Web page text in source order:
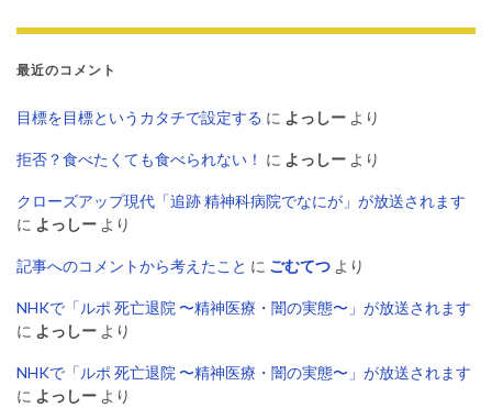
最近のコメント
目標を目標というカタチで設定する に よっしー より
拒否？食べたくても食べられない！ に よっしー より
クローズアップ現代「追跡 精神科病院でなにが」が放送されます
に よっしー より
記事へのコメントから考えたこと に ごむてつ より
NHKで「ルポ 死亡退院 〜精神医療・闇の実態〜」が放送されます
に よっしー より
NHKで「ルポ 死亡退院 〜精神医療・闇の実態〜」が放送されます
に よっしー より